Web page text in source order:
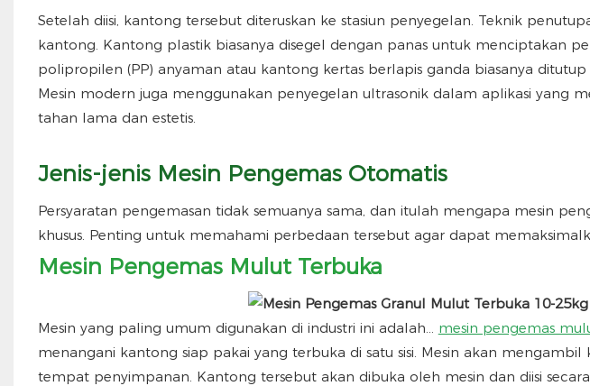
Setelah diisi, kantong tersebut diteruskan ke stasiun penyegelan. Teknik
kantong. Kantong plastik biasanya disegel dengan panas untuk menciptakan
polipropilen (PP) anyaman atau kantong kertas berlapis ganda biasanya
Mesin modern juga menggunakan penyegelan ultrasonik dalam aplikasi yang
tahan lama dan estetis.
Jenis-jenis Mesin Pengemas Otomatis
Persyaratan pengemasan tidak semuanya sama, dan itulah mengapa mesin
khusus. Penting untuk memahami perbedaan tersebut agar dapat
Mesin Pengemas Mulut Terbuka
Mesin yang paling umum digunakan di industri ini adalah... mesin pengemas
menangani kantong siap pakai yang terbuka di satu sisi. Mesin akan
tempat penyimpanan. Kantong tersebut akan dibuka oleh mesin dan diisi